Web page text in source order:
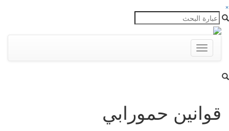
×
Toggle
navigation
قوانين حمورابي